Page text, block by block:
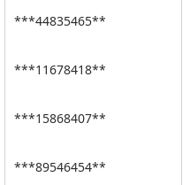
***44835465**
***11678418**
***15868407**
***89546454**